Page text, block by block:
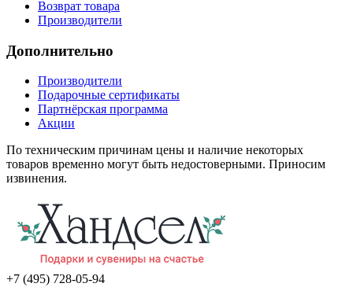
Возврат товара
Производители
Дополнительно
Производители
Подарочные сертификаты
Партнёрская программа
Акции
По техническим причинам цены и наличие некоторых
товаров временно могут быть недостоверными. Приносим
извинения.
+7 (495) 728-05-94